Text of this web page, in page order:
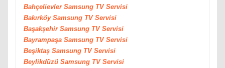
Bahçelievler Samsung TV Servisi
Bakırköy Samsung TV Servisi
Başakşehir Samsung TV Servisi
Bayrampaşa Samsung TV Servisi
Beşiktaş Samsung TV Servisi
Beylikdüzü Samsung TV Servisi